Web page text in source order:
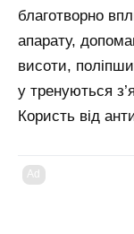
благотворно
апарату,
висоти,
у тренуються
Користь від
Ad